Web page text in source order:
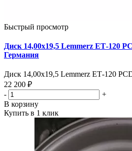
Быстрый просмотр
Диск 14,00х19,5 Lemmerz ЕТ-120
Германия
Диск 14,00х19,5 Lemmerz ЕТ-120
22 200 ₽
-
+
В корзину
Купить в 1 клик